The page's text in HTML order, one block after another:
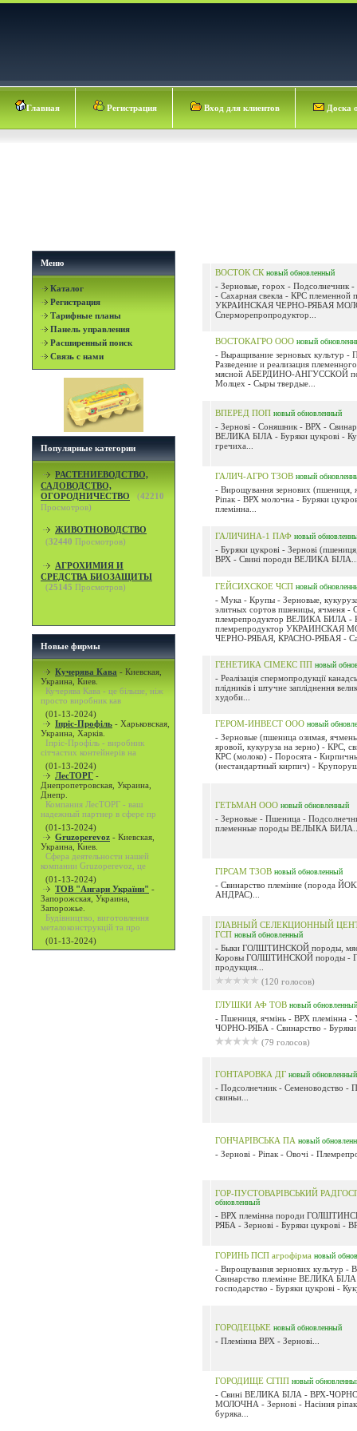
Главная Регистрация Вход для клиентов Доска
Меню
Каталог
Регистрация
Тарифные планы
Панель управления
Расширенный поиск
Связь с нами
Популярные категории
РАСТЕНИЕВОДСТВО,
САДОВОДСТВО,
ОГОРОДНИЧЕСТВО
(42210
Просмотров)
ЖИВОТНОВОДСТВО
(32440 Просмотров)
АГРОХИМИЯ И
СРЕДСТВА БИОЗАЩИТЫ
(25145 Просмотров)
Новые фирмы
Кучерява Кава - Киевская,
Украина, Киев.
Кучерява Кава - це більше, ніж
просто виробник кав
(01-13-2024)
Іпріс-Профіль - Харьковская,
Украина, Харків.
Іпріс-Профіль - виробник
сітчастих контейнерів на
(01-13-2024)
ЛесТОРГ -
Днепропетровская, Украина,
Днепр.
Компания ЛесТОРГ - ваш
надежный партнер в сфере пр
(01-13-2024)
Gruzoperevoz - Киевская,
Украина, Киев.
Сфера деятельности нашей
компании Gruzoperevoz, це
(01-13-2024)
ТОВ "Ангари України" -
Запорожская, Украина,
Запорожье.
Будівництво, виготовлення
металоконструкцій та про
(01-13-2024)
ВОСТОК СК новый обновленный
- Зерновые, горох - Подсолнечник
- Сахарная свекла - КРС племенной
УКРАИНСКАЯ ЧЕРНО-РЯБАЯ
Сперморепропродуктор...
ВОСТОКАГРО ООО новый
- Выращивание зерновых культур -
Разведение и реализация
мясной АБЕРДИНО-АНГУССКОЙ
Молцех - Сыры твердые...
ВПЕРЕД ПОП новый обновленный
- Зернові - Соняшник - ВРХ -
ВЕЛИКА БІЛА - Буряки цукрові -
гречиха...
ГАЛИЧ-АГРО ТЗОВ новый
- Вирощування зернових (пшениця,
Ріпак - ВРХ молочна - Буряки
племінна...
ГАЛИЧИНА-1 ПАФ новый
- Буряки цукрові - Зернові
ВРХ - Свині породи ВЕЛИКА
ГЕЙСИХСКОЕ ЧСП новый
- Мука - Крупы - Зерновые,
элитных сортов пшеницы, ячменя -
племрепродуктор ВЕЛИКА БИЛА -
племрепродуктор УКРАИНСКАЯ
ЧЕРНО-РЯБАЯ, КРАСНО-РЯБАЯ -
ГЕНЕТИКА СІМЕКС ПП новый
- Реалізація спермопродукції
плідників і штучне запліднення
худоби...
ГЕРОМ-ИНВЕСТ ООО новый
- Зерновые (пшеница озимая,
яровой, кукуруза на зерно) - КРС,
КРС (молоко) - Поросята -
(нестандартный кирпич) -
ГЕТЬМАН ООО новый обновленный
- Зерновые - Пшеница -
племенные породы ВЕЛЫКА
ГІРСАМ ТЗОВ новый обновленный
- Свинарство племінне (порода
АНДРАС)...
ГЛАВНЫЙ СЕЛЕКЦИОННЫЙ
ГСП новый обновленный
- Быки ГОЛШТИНСКОЙ породы,
Коровы ГОЛШТИНСКОЙ породы -
продукция...
(120 голосов)
ГЛУШКИ АФ ТОВ новый обновленный
- Пшениця, ячмінь - ВРХ племінна
ЧОРНО-РЯБА - Свинарство - Буряки
(79 голосов)
ГОНТАРОВКА ДГ новый обновленный
- Подсолнечник - Семеноводство -
свиньи...
ГОНЧАРІВСЬКА ПА новый
- Зернові - Ріпак - Овочі -
ГОР-ПУСТОВАРІВСЬКИЙ
обновленный
- ВРХ племінна породи
РЯБА - Зернові - Буряки цукрові -
ГОРИНЬ ПСП агрофірма новый
- Вирощування зернових культур -
Свинарство племінне ВЕЛИКА БІЛА
господарство - Буряки цукрові -
ГОРОДЕЦЬКЕ новый обновленный
- Племінна ВРХ - Зернові...
ГОРОДИЩЕ СГПП новый
- Свині ВЕЛИКА БІЛА - ВРХ-
МОЛОЧНА - Зернові - Насіння
буряка...